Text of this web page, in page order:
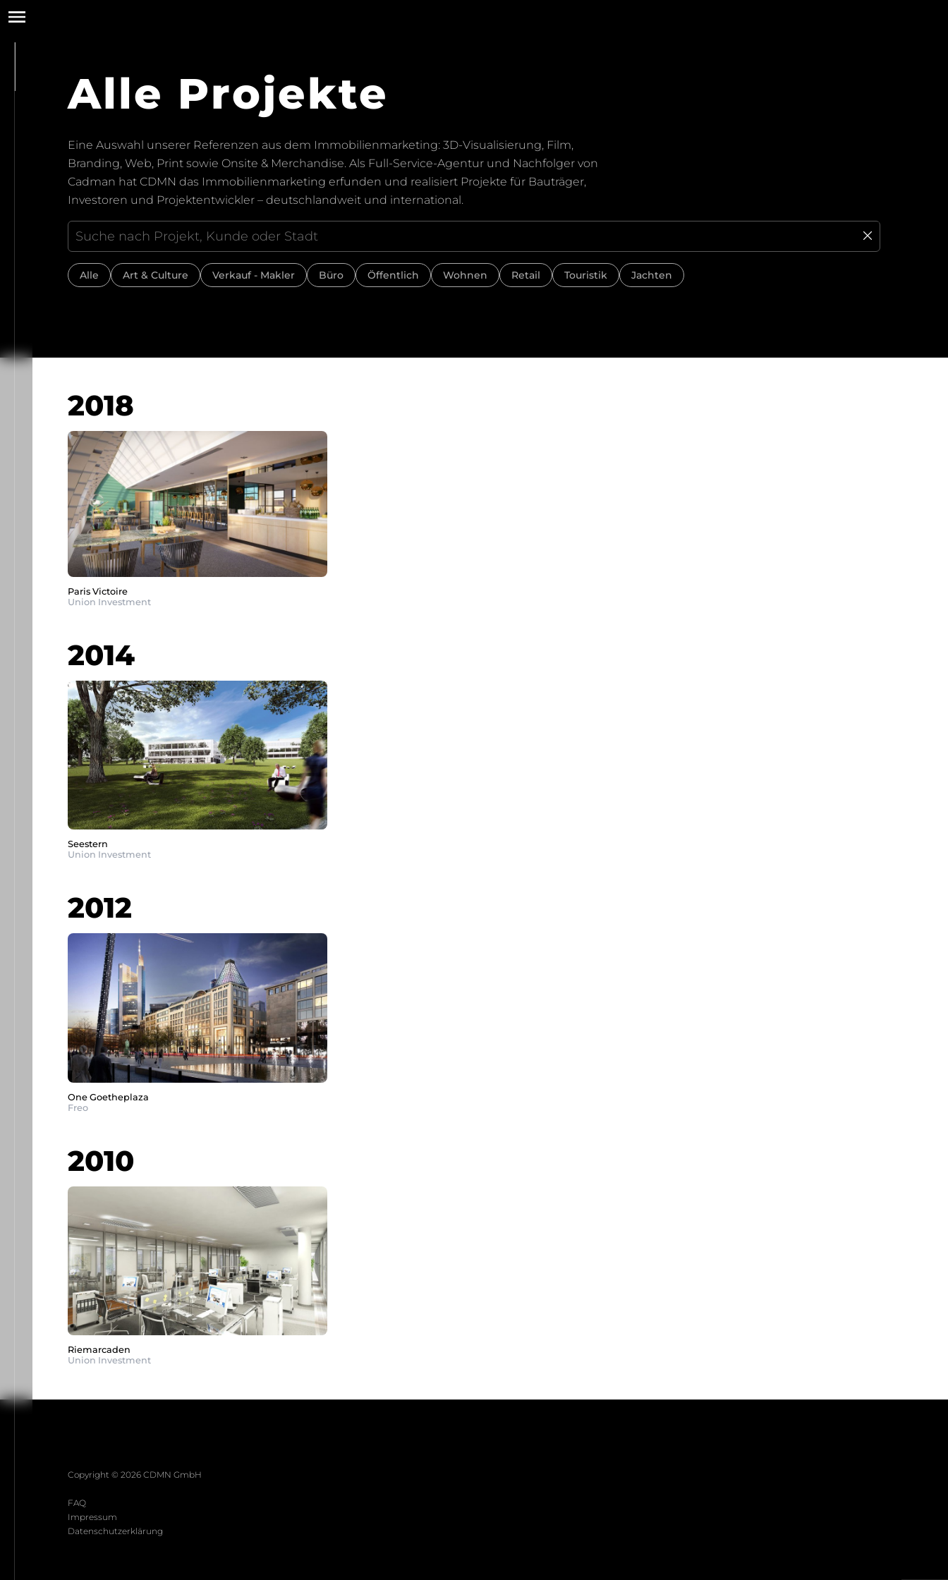
Alle Projekte
Eine Auswahl unserer Referenzen aus dem Immobilienmarketing: 3D-Visualisierung, Film,
Branding, Web, Print sowie Onsite & Merchandise. Als Full-Service-Agentur und Nachfolger von
Cadman hat CDMN das Immobilienmarketing erfunden und realisiert Projekte für Bauträger,
Investoren und Projektentwickler – deutschlandweit und international.
Alle Art & Culture Verkauf - Makler Büro Öffentlich Wohnen Retail Touristik Jachten
2018
Paris Victoire
Union Investment
2014
Seestern
Union Investment
2012
One Goetheplaza
Freo
2010
Riemarcaden
Union Investment
Copyright © 2026 CDMN GmbH
FAQ
Impressum
Datenschutzerklärung